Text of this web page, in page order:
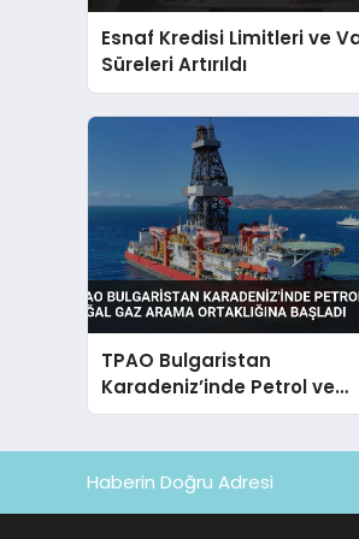
Esnaf Kredisi Limitleri ve
Süreleri Artırıldı
TPAO Bulgaristan
Karadeniz’inde Petrol ve
Doğal Gaz Arama
Haberin Doğru Adresi